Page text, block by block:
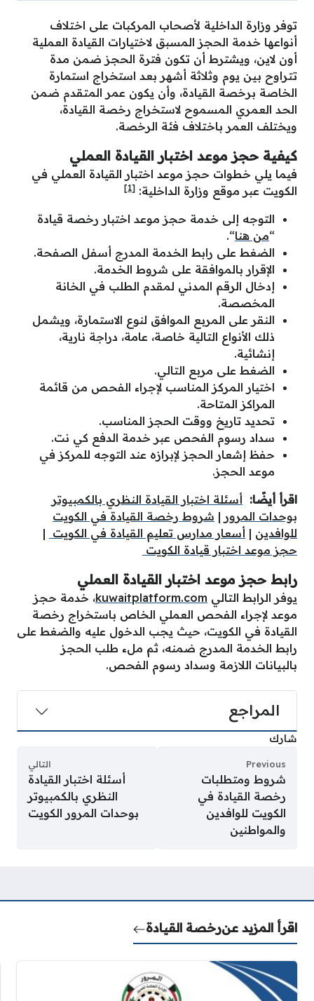
توفر وزارة الداخلية لأصحاب المركبات على اختلاف
أنواعها خدمة الحجز المسبق لاختيارات القيادة العملية
أون لاين، ويشترط أن تكون فترة الحجز ضمن مدة
تتراوح بين يوم وثلاثة أشهر بعد استخراج استمارة
الخاصة برخصة القيادة، وأن يكون عمر المتقدم ضمن
الحد العمري المسموح لاستخراج رخصة القيادة،
ويختلف العمر باختلاف فئة الرخصة.
كيفية حجز موعد اختبار القيادة العملي
فيما يلي خطوات حجز موعد اختبار القيادة العملي في
الكويت عبر موقع وزارة الداخلية: [1]
التوجه إلى خدمة حجز موعد اختبار رخصة قيادة
“من هنا“.
الضغط على رابط الخدمة المدرج أسفل الصفحة.
الإقرار بالموافقة على شروط الخدمة.
إدخال الرقم المدني لمقدم الطلب في الخانة
المخصصة.
النقر على المربع الموافق لنوع الاستمارة، ويشمل
ذلك الأنواع التالية خاصة، عامة، دراجة نارية،
إنشائية.
الضغط على مربع التالي.
اختيار المركز المناسب لإجراء الفحص من قائمة
المراكز المتاحة.
تحديد تاريخ ووقت الحجز المناسب.
سداد رسوم الفحص عبر خدمة الدفع كي نت.
حفظ إشعار الحجز لإبرازه عند التوجه للمركز في
موعد الحجز.
اقرأ أيضًا: أسئلة اختبار القيادة النظري بالكمبيوتر
بوحدات المرور | شروط رخصة القيادة في الكويت
للوافدين | أسعار مدارس تعليم القيادة في الكويت |
حجز موعد اختبار قيادة الكويت
رابط حجز موعد اختبار القيادة العملي
يوفر الرابط التالي kuwaitplatform.com، خدمة حجز
موعد لإجراء الفحص العملي الخاص باستخراج رخصة
القيادة في الكويت، حيث يجب الدخول عليه والضغط على
رابط الخدمة المدرج ضمنه، ثم ملء طلب الحجز
بالبيانات اللازمة وسداد رسوم الفحص.
المراجع
شارك
Previous
شروط ومتطلبات
رخصة القيادة في
الكويت للوافدين
والمواطنين
التالي
أسئلة اختبار القيادة
النظري بالكمبيوتر
بوحدات المرور الكويت
اقرأ المزيد عنرخصة القيادة